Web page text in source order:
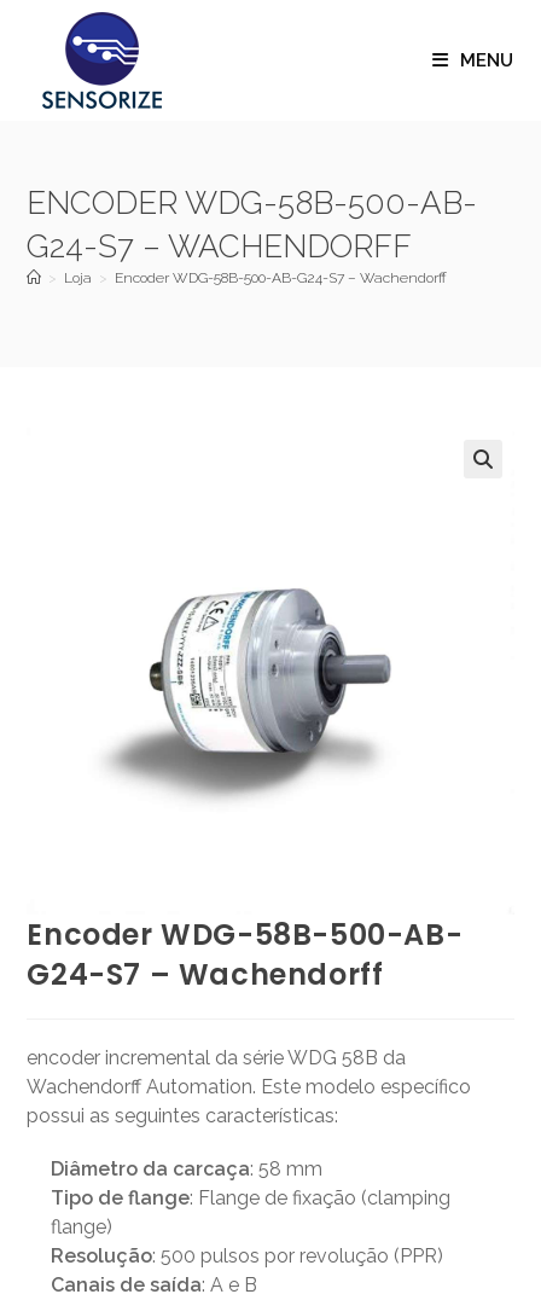
MENU
ENCODER WDG-58B-500-AB-
G24-S7 – WACHENDORFF
> Loja > Encoder WDG-58B-500-AB-G24-S7 – Wachendorff
Encoder WDG-58B-500-AB-
G24-S7 – Wachendorff
encoder incremental da série WDG 58B da
Wachendorff Automation. Este modelo específico
possui as seguintes características:
Diâmetro da carcaça: 58 mm
Tipo de flange: Flange de fixação (clamping
flange)
Resolução: 500 pulsos por revolução (PPR)
Canais de saída: A e B